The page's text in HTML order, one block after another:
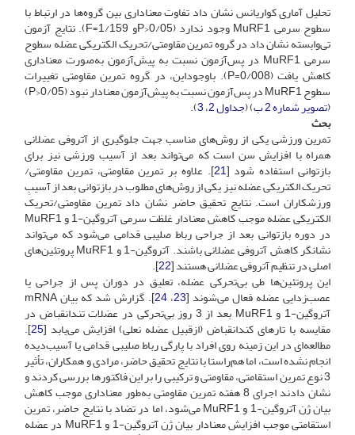
تحلیل آماری کواریانس نشان داد تفاوت معنا‌داری بین گروه‌ها در ارتباط با
سطوح سرمی MuRF1 وجود ندارد (0/05<Pو 1/159=F). نتایج آزمون
تی‌وابسته نشان داد در گروه تمرین مقاومتی/تحریک الکتریکی عضله سطوح
سرمی MuRF1 در پس‌آزمون نسبت به پیش‌آزمون به‌صورت معناداری
کاهش یافت (0/008=P). با‌وجوداین، در گروه تمرین مقاومتی تغییرات
سطوح MuRF1 در پس‌آزمون نسبت به پیش‌آزمون معنادار نبود (05/P>0)
(تصویر شماره 2 ب ) (جداول 2 ،3
).
بحث
تمرین ورزشی یکی از روش‌های مناسب جهت جلوگیری از آتروفی عضلانی
همراه با افزایش سن است که می‌تواند بعد از آسیب ورزشی نیز برای
بازتوانی استفاده شود [21]. علاوه بر تمرین مقاومتی، تمرین مقاومتی/
تحریک الکتریکی عضله نیز یکی از روش‌های مطلوب در بازتوانی بعد از آسیبِ
ورزشکاران است. نتایج تحقیق حاضر نشان داد تمرین مقاومتی/تحریک
الکتریکی عضله موجب کاهش معنا‌دار غلظت سرمی آتروگین-1 و MuRF1
در دوره بازتوانی بعد از جراحی رباط صلیبی قدامی می‌شود که می‌تواند
نشانگر کاهش آتروفی عضلانی باشند. آتروگین-1 و MuRF1 پروتئین‌های
اصلی در تنظیم آتروفی عضلانی هستند [22
].
این پروتئین‌ها طی بی‌تحرکی عضله، تعلیق در دوران پس از جراحی یا
عصب‌زدایی عضله فعال می‌شوند [23،24 ]. گزارش شد که بیان mRNA
آتروگین-1 و MuRF1 بعد از 3 روز بی‌تحرکی در عضلات تندانقباض در
مقایسه با تارهای کندانقباض (از‌قبیل عضله نعلی) افزایش می‌یابد [25
].
مطالعه‌ای در این زمینه روی افراد با پارگی رباط صلیبی قدامی یا آسیب‌دیده
انجام نشده است، اما هم‌راستا با نتایج تحقیق حاضر، مرادی و همکاران، تأثیر
3 نوع تمرین استقامتی، مقاومتی و ترکیبی را بر این فاکتورها بررسی کردند و
نشان دادند اجرای 8 هفته تمرین مقاومتی به‌طور معنا‌داری موجب کاهش
بیان ژن آتروگین-1 و MuRF1 می‌شود، اما در تضاد با نتایج حاضر، تمرین
استقامتی موجب افزایش معنا‌دار بیان ژن آتروگین-1 و MuRF1 در عضله